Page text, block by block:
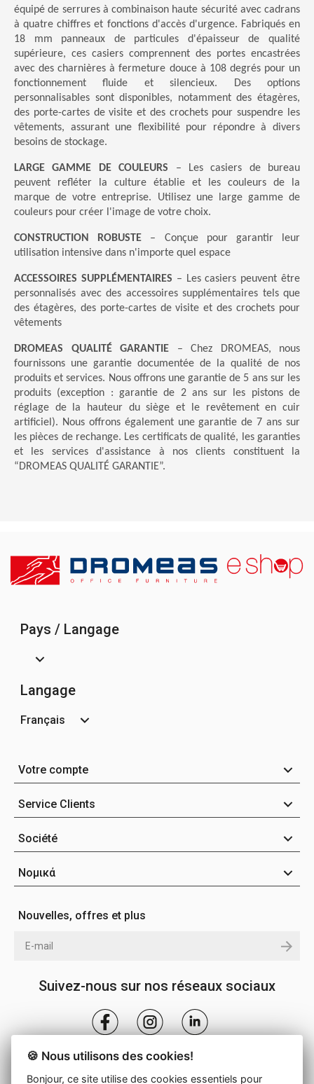
équipé de serrures à combinaison haute sécurité avec cadrans
à quatre chiffres et fonctions d'accès d'urgence. Fabriqués en
18 mm panneaux de particules d'épaisseur de qualité
supérieure, ces casiers comprennent des portes encastrées
avec des charnières à fermeture douce à 108 degrés pour un
fonctionnement fluide et silencieux. Des options
personnalisables sont disponibles, notamment des étagères,
des porte-cartes de visite et des crochets pour suspendre les
vêtements, assurant une flexibilité pour répondre à divers
besoins de stockage.
LARGE GAMME DE COULEURS – Les casiers de bureau
peuvent refléter la culture établie et les couleurs de la
marque de votre entreprise. Utilisez une large gamme de
couleurs pour créer l'image de votre choix.
CONSTRUCTION ROBUSTE – Conçue pour garantir leur
utilisation intensive dans n'importe quel espace
ACCESSOIRES SUPPLÉMENTAIRES – Les casiers peuvent être
personnalisés avec des accessoires supplémentaires tels que
des étagères, des porte-cartes de visite et des crochets pour
vêtements
DROMEAS QUALITÉ GARANTIE – Chez DROMEAS, nous
fournissons une garantie documentée de la qualité de nos
produits et services. Nous offrons une garantie de 5 ans sur les
produits (exception : garantie de 2 ans sur les pistons de
réglage de la hauteur du siège et le revêtement en cuir
artificiel). Nous offrons également une garantie de 7 ans sur
les pièces de rechange. Les certificats de qualité, les garanties
et les services d'assistance à nos clients constituent la
“DROMEAS QUALITÉ GARANTIE”.
Pays / Langage
Langage
Français
Votre compte
Service Clients
Société
Νομικά
Nouvelles, offres et plus
Suivez-nous sur nos réseaux sociaux
🍪 Nous utilisons des cookies!
Bonjour, ce site utilise des cookies essentiels pour